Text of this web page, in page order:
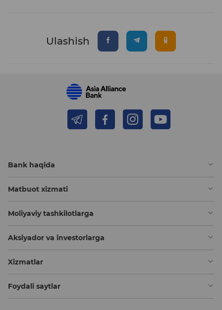
Ulashish
Bank haqida
Matbuot xizmati
Moliyaviy tashkilotlarga
Aksiyador va investorlarga
Xizmatlar
Foydali saytlar